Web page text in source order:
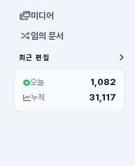
미디어
임의 문서
최근 편집
오늘 1,082
누적 31,117